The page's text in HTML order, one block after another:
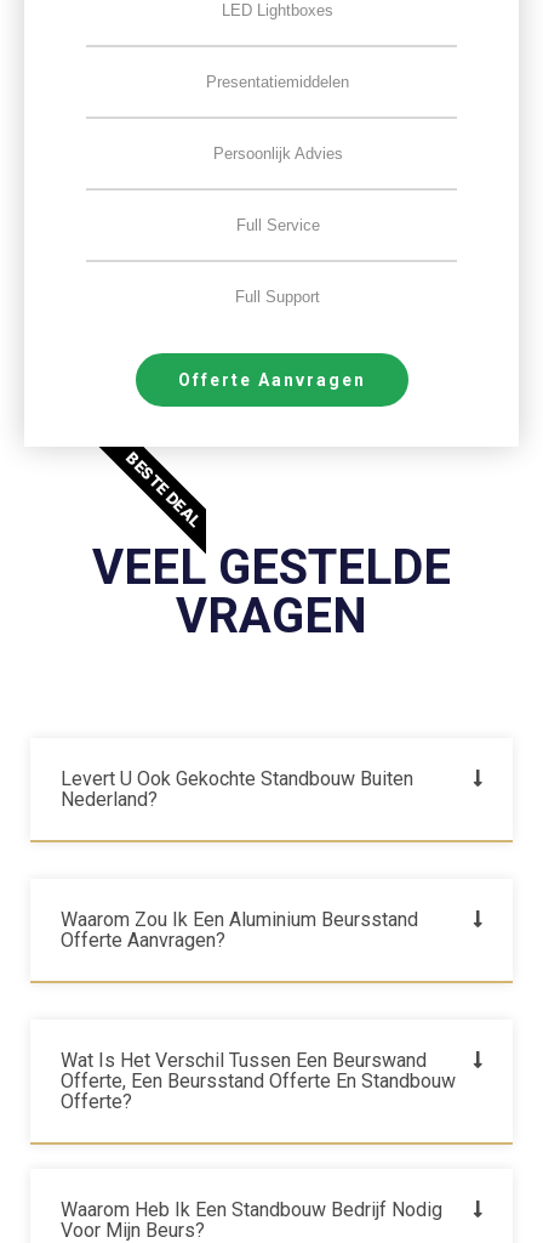
LED Lightboxes
Presentatiemiddelen
Persoonlijk Advies
Full Service
Full Support
Offerte Aanvragen
BESTE DEAL
VEEL GESTELDE
VRAGEN
Levert U Ook Gekochte Standbouw Buiten
Nederland?
Waarom Zou Ik Een Aluminium Beursstand
Offerte Aanvragen?
Wat Is Het Verschil Tussen Een Beurswand
Offerte, Een Beursstand Offerte En Standbouw
Offerte?
Waarom Heb Ik Een Standbouw Bedrijf Nodig
Voor Mijn Beurs?